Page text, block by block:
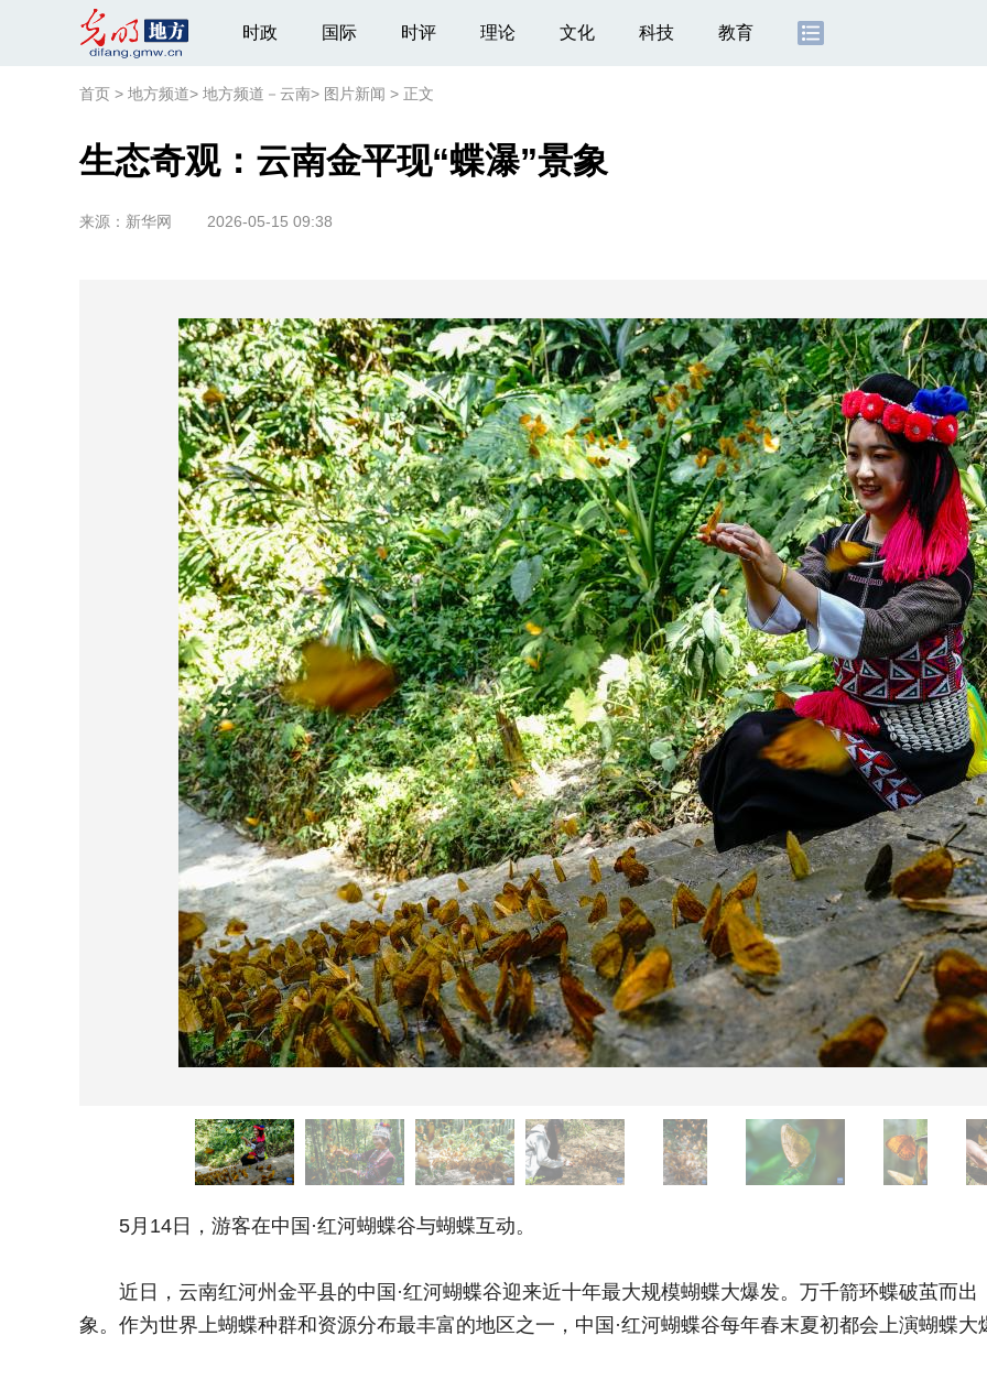
时政 国际 时评 理论 文化 科技 教育
首页 > 地方频道> 地方频道－云南> 图片新闻 > 正文
生态奇观：云南金平现“蝶瀑”景象
来源： 新华网 2026-05-15 09:38
5月14日，游客在中国·红河蝴蝶谷与蝴蝶互动。
近日，云南红河州金平县的中国·红河蝴蝶谷迎来近十年最大规模蝴蝶大爆发。万千箭环蝶破茧而出
象。作为世界上蝴蝶种群和资源分布最丰富的地区之一，中国·红河蝴蝶谷每年春末夏初都会上演蝴蝶大